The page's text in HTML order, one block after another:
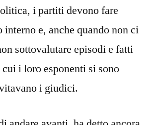
i partiti devono fare
e, anche quando non ci
sottovalutare episodi e fatti
i loro esponenti si sono
i giudici.